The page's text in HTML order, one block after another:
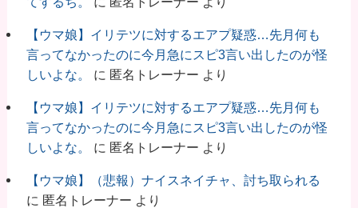
【ウマ娘】イリテツに対するエアプ疑惑…先月何も
言ってなかったのに今月急にスピ3言い出したのが怪
しいよな。
に 匿名トレーナー より
【ウマ娘】イリテツに対するエアプ疑惑…先月何も
言ってなかったのに今月急にスピ3言い出したのが怪
しいよな。
に 匿名トレーナー より
【ウマ娘】（悲報）ナイスネイチャ、討ち取られる
に 匿名トレーナー より